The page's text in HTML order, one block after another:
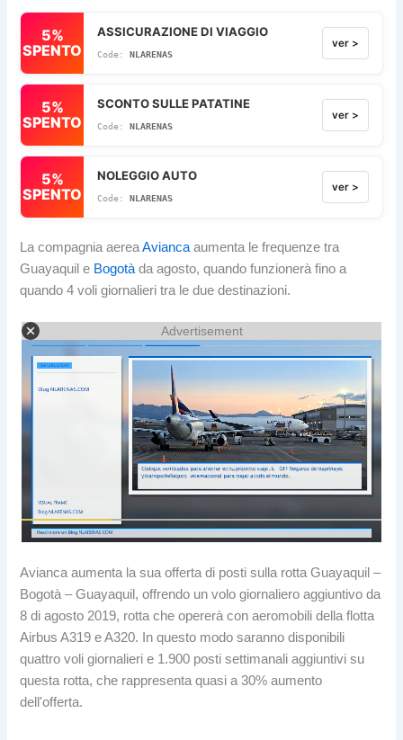
5%
SPENTO
ASSICURAZIONE DI VIAGGIO
NLARENAS
ver >
5%
SPENTO
SCONTO SULLE PATATINE
NLARENAS
ver >
5%
SPENTO
NOLEGGIO AUTO
NLARENAS
ver >
La compagnia aereaAvianca aumenta le frequenze tra
Guayaquil e Bogotà da agosto, quando funzionerà fino a
quando 4 voli giornalieri tra le due destinazioni.
Advertisement
Avianca aumenta la sua offerta di posti sulla rotta Guayaquil –
Bogotà – Guayaquil, offrendo un volo giornaliero aggiuntivo da
8 di agosto 2019, rotta che opererà con aeromobili della flotta
Airbus A319 e A320. In questo modo saranno disponibili
quattro voli giornalieri e 1.900 posti settimanali aggiuntivi su
questa rotta, che rappresenta quasi a 30% aumento
dell'offerta.